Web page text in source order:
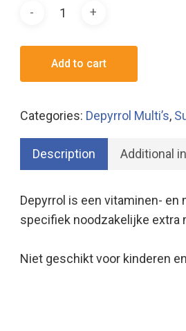
Add to cart
Categories: Depyrrol Multi’s,
Description Additional
Depyrrol is een vitaminen- en
specifiek noodzakelijke extra
Niet geschikt voor kinderen